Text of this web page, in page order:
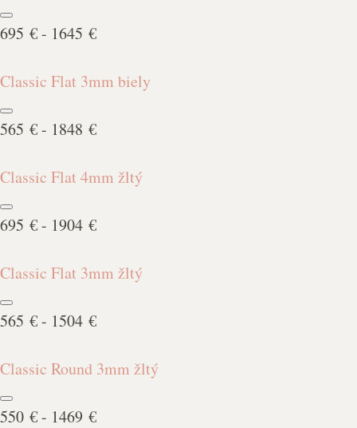
695 € - 1645 €
Classic Flat 3mm biely
565 € - 1848 €
Classic Flat 4mm žltý
695 € - 1904 €
Classic Flat 3mm žltý
565 € - 1504 €
Classic Round 3mm žltý
550 € - 1469 €